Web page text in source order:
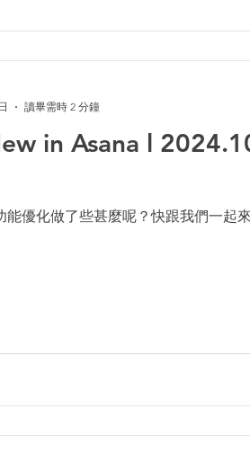
in Asana l
能優化做了些甚麼呢？快跟我們一起
讀畢需時 2 分鐘